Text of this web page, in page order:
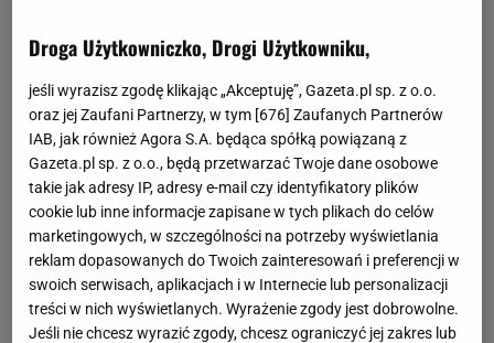
Droga Użytkowniczko, Drogi Użytkowniku,
jeśli wyrazisz zgodę klikając „Akceptuję”, Gazeta.pl sp. z o.o.
oraz jej Zaufani Partnerzy, w tym [676] Zaufanych Partnerów
IAB, jak również Agora S.A. będąca spółką powiązaną z
Gazeta.pl sp. z o.o., będą przetwarzać Twoje dane osobowe
takie jak adresy IP, adresy e-mail czy identyfikatory plików
cookie lub inne informacje zapisane w tych plikach do celów
marketingowych, w szczególności na potrzeby wyświetlania
reklam dopasowanych do Twoich zainteresowań i preferencji w
swoich serwisach, aplikacjach i w Internecie lub personalizacji
treści w nich wyświetlanych. Wyrażenie zgody jest dobrowolne.
Jeśli nie chcesz wyrazić zgody, chcesz ograniczyć jej zakres lub